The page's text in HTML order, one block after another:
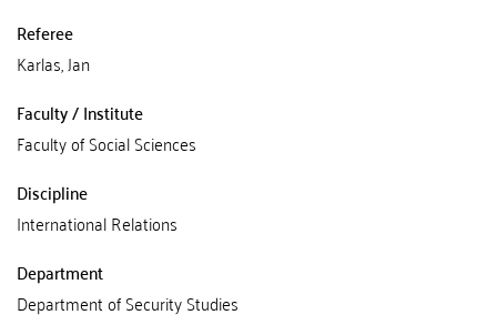
Referee
Karlas, Jan
Faculty / Institute
Faculty of Social Sciences
Discipline
International Relations
Department
Department of Security Studies